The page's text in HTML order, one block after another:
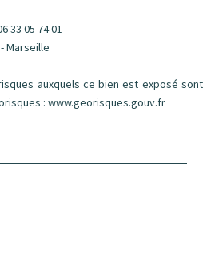
33 05 74 01
- Marseille
auxquels ce bien est exposé sont
: www.georisques.gouv.fr